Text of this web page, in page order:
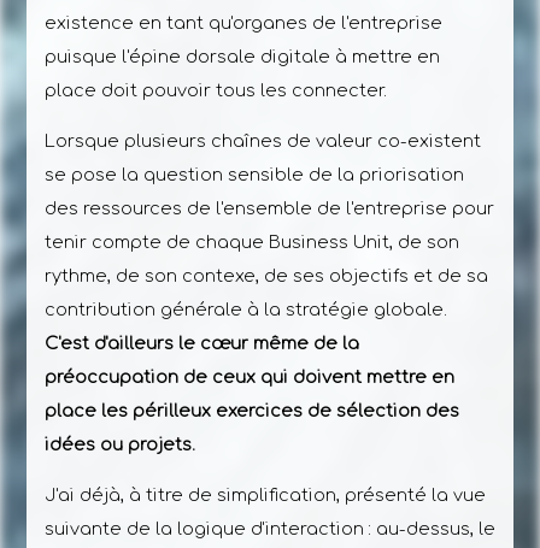
existence en tant qu'organes de l'entreprise
puisque l'épine dorsale digitale à mettre en
place doit pouvoir tous les connecter.
Lorsque plusieurs chaînes de valeur co-existent
se pose la question sensible de la priorisation
des ressources de l'ensemble de l'entreprise pour
tenir compte de chaque Business Unit, de son
rythme, de son contexe, de ses objectifs et de sa
contribution générale à la stratégie globale.
C'est d'ailleurs le cœur même de la
préoccupation de ceux qui doivent mettre en
place les périlleux exercices de sélection des
idées ou projets.
J'ai déjà, à titre de simplification, présenté la vue
suivante de la logique d'interaction : au-dessus, le